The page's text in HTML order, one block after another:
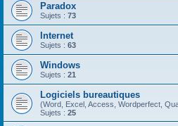
Paradox
Sujets : 73
Internet
Sujets : 63
Windows
Sujets : 21
Logiciels bureautiques
(Word, Excel, Access, Wordperfect,
Sujets : 25